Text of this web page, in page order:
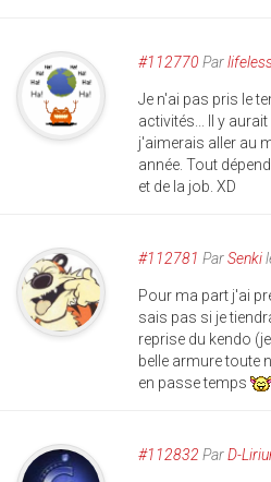
#112770 Par
Je n'ai pas pris le
activités... Il y
j'aimerais aller au
année. Tout
et de la job. XD
#112781 ParSenki
Pour ma part j'ai
sais pas si je
reprise du kendo
belle armure toute
en passe temps
#112832 ParD-